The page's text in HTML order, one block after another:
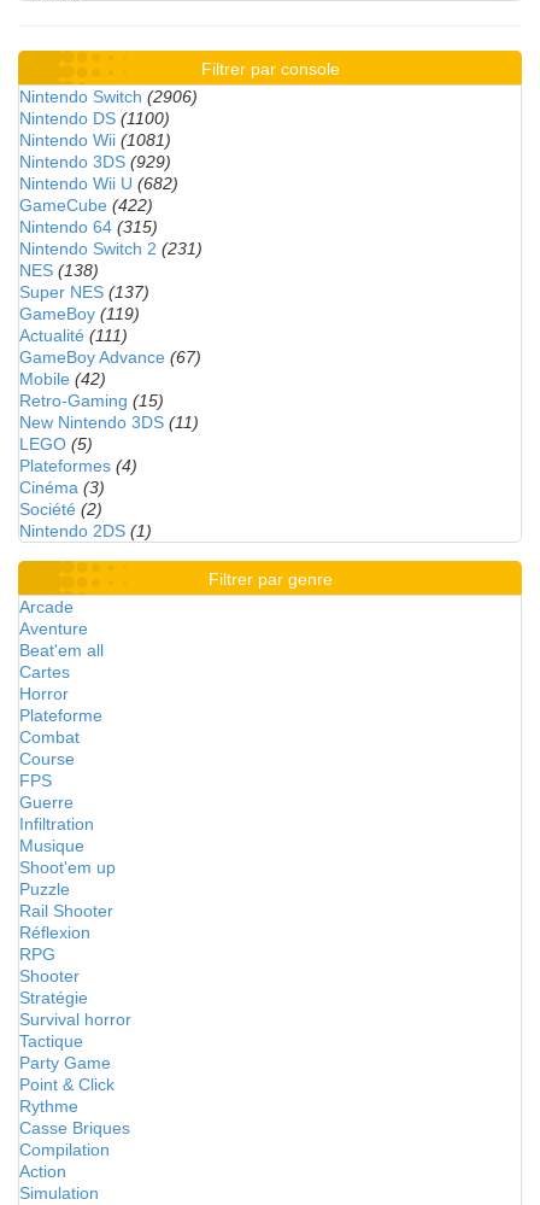
Filtrer par console
Nintendo Switch (2906)
Nintendo DS (1100)
Nintendo Wii (1081)
Nintendo 3DS (929)
Nintendo Wii U (682)
GameCube (422)
Nintendo 64 (315)
Nintendo Switch 2 (231)
NES (138)
Super NES (137)
GameBoy (119)
Actualité (111)
GameBoy Advance (67)
Mobile (42)
Retro-Gaming (15)
New Nintendo 3DS (11)
LEGO (5)
Plateformes (4)
Cinéma (3)
Société (2)
Nintendo 2DS (1)
Filtrer par genre
Arcade
Aventure
Beat'em all
Cartes
Horror
Plateforme
Combat
Course
FPS
Guerre
Infiltration
Musique
Shoot'em up
Puzzle
Rail Shooter
Réflexion
RPG
Shooter
Stratégie
Survival horror
Tactique
Party Game
Point & Click
Rythme
Casse Briques
Compilation
Action
Simulation